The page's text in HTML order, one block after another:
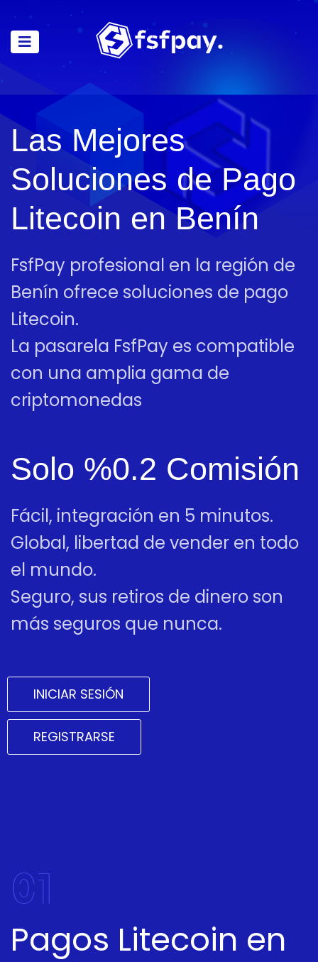
Las Mejores
Soluciones de Pago
Litecoin en Benín
FsfPay profesional en la región de
Benín ofrece soluciones de pago
Litecoin.
La pasarela FsfPay es compatible
con una amplia gama de
criptomonedas
Solo %0.2 Comisión
Fácil, integración en 5 minutos.
Global, libertad de vender en todo
el mundo.
Seguro, sus retiros de dinero son
más seguros que nunca.
INICIAR SESIÓN
REGISTRARSE
01
Pagos Litecoin en